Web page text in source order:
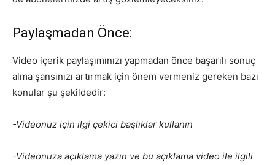
Paylaşmadan Önce:
Video içerik paylaşımınızı yapmadan önce başarılı sonuç
alma şansınızı artırmak için önem vermeniz gereken bazı
konular şu şekildedir:
-Videonuz için ilgi çekici başlıklar kullanın
-Videonuza açıklama yazın ve bu açıklama video ile ilgili